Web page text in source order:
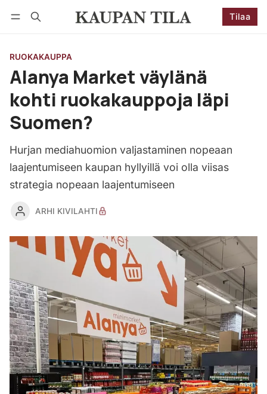
Tilaa
RUOKAKAUPPA
Alanya Market väylänä
kohti ruokakauppoja läpi
Suomen?
Hurjan mediahuomion valjastaminen nopeaan
laajentumiseen kaupan hyllyillä voi olla viisas
strategia nopeaan laajentumiseen
ARHI KIVILAHTI